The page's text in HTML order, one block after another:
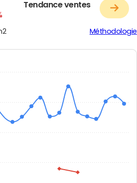
Tendance ventes
Méthodologie